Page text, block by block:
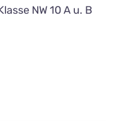
NW 10 A u. B